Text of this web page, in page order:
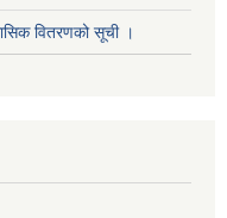
वितरणको सूची ।